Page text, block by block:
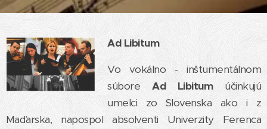
Ad Libitum
Vo vokálno - inštumentálnom
súboreAd Libitum účinkujú
umelci zo Slovenska ako i z
Maďarska, napospol absolventi Univerzity Ferenca